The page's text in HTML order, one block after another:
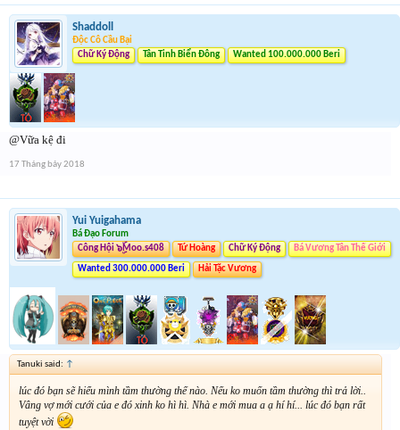
Shaddoll
Độc Cô Cầu Bại
Chữ Ký Động
Tân Tinh Biển Đông Wanted 100.000.000 Beri
@Vữa kệ đi
17 Tháng bảy 2018
Yui Yuigahama
Bá Đạo Forum
Công Hội ๖ۣۜMoo.s408
Tứ Hoàng Chữ Ký Động Bá Vương Tân Thế Giới
Wanted 300.000.000 Beri Hải Tặc Vương
Tanuki said: ↑
lúc đó bạn sẽ hiểu mình tầm thường thế nào. Nếu ko muốn tầm thường thì trả lời..
Vâng vợ mới cưới của e đó xinh ko hì hì. Nhà e mới mua a ạ hí hí... lúc đó bạn rất
tuyệt vời